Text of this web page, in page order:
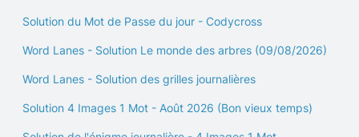
Solution du Mot de Passe du jour - Codycross
Word Lanes - Solution Le monde des arbres (09/08/2026)
Word Lanes - Solution des grilles journalières
Solution 4 Images 1 Mot - Août 2026 (Bon vieux temps)